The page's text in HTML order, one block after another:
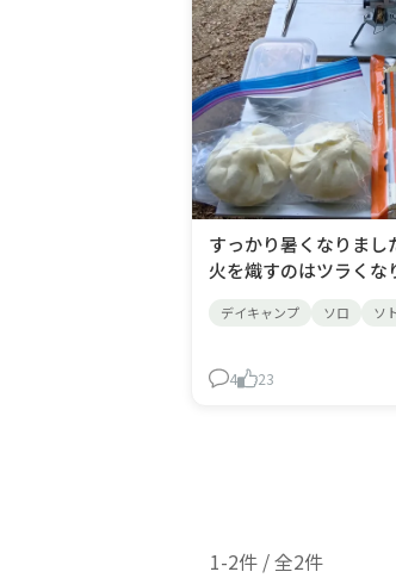
すっかり暑くなりま
火を熾すのはツラくな
昨日に続いてズボラ
ーパーの「マルタイ棒
デイキャンプ ソロ ソ
4 23
1-2件 / 全2件